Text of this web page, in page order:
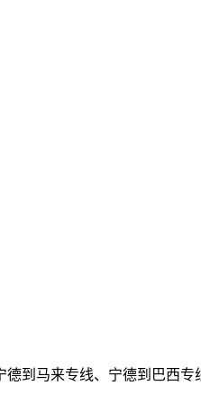
到马来专线、宁德到巴西专